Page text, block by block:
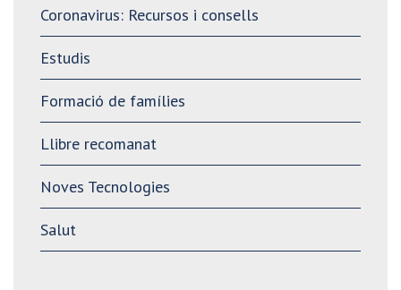
Coronavirus: Recursos i consells
Estudis
Formació de famílies
Llibre recomanat
Noves Tecnologies
Salut